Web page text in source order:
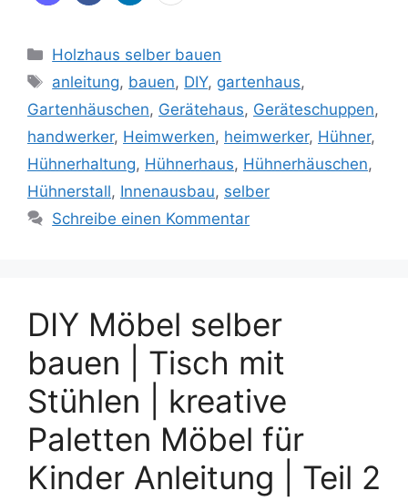
Kategorien
Holzhaus selber bauen
Schlagwörter
anleitung, bauen, DIY, gartenhaus,
Gartenhäuschen, Gerätehaus, Geräteschuppen,
handwerker, Heimwerken, heimwerker, Hühner,
Hühnerhaltung, Hühnerhaus, Hühnerhäuschen,
Hühnerstall, Innenausbau, selber
Schreibe einen Kommentar
DIY Möbel selber
bauen | Tisch mit
Stühlen | kreative
Paletten Möbel für
Kinder Anleitung | Teil 2